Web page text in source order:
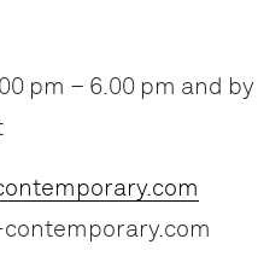
pm – 6.00 pm and by